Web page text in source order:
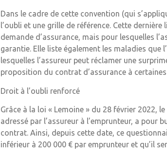
Dans le cadre de cette convention (qui
l’oubli et une grille de référence. Cette
demande d’assurance, mais pour lesquelles
garantie. Elle liste également les maladies
lesquelles l’assureur peut réclamer une
proposition du contrat d’assurance à
Droit à l’oubli renforcé
Grâce à la loi « Lemoine » du 28 février 2022,
adressé par l’assureur à l’emprunteur, a pour
contrat. Ainsi, depuis cette date, ce
inférieur à 200 000 € par emprunteur et qu’il